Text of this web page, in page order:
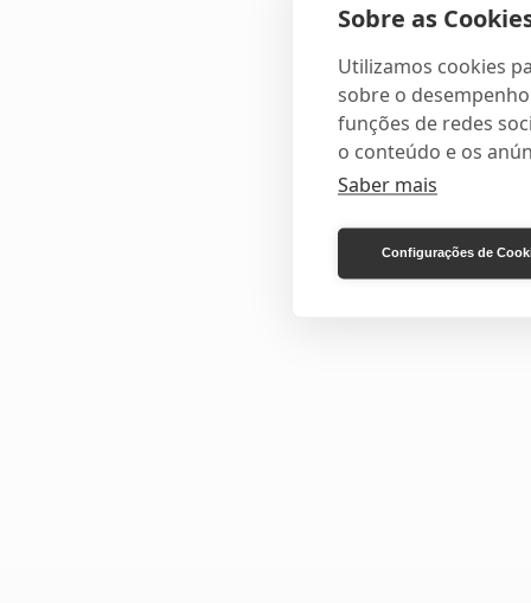
Sobre as
Utilizamos cookies
sobre o
funções de redes
o conteúdo e os
Saber mais
Configurações de